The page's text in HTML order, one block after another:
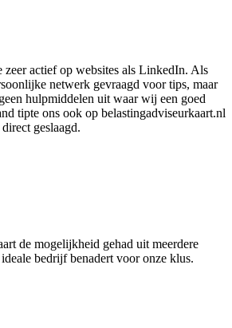
actief op websites als LinkedIn. Als
netwerk gevraagd voor tips, maar
hulpmiddelen uit waar wij een goed
tipte ons ook op belastingadviseurkaart.nl
geslaagd.
de mogelijkheid gehad uit meerdere
bedrijf benadert voor onze klus.